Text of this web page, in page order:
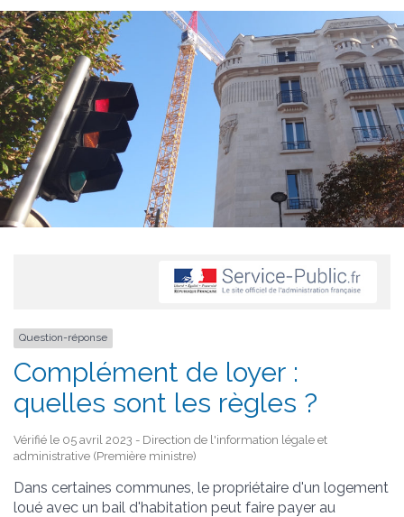
Question-réponse
Complément de loyer :
quelles sont les règles ?
Vérifié le 05 avril 2023 - Direction de l'information légale et
administrative (Première ministre)
Dans certaines communes, le propriétaire d'un logement
loué avec un bail d'habitation peut faire payer au